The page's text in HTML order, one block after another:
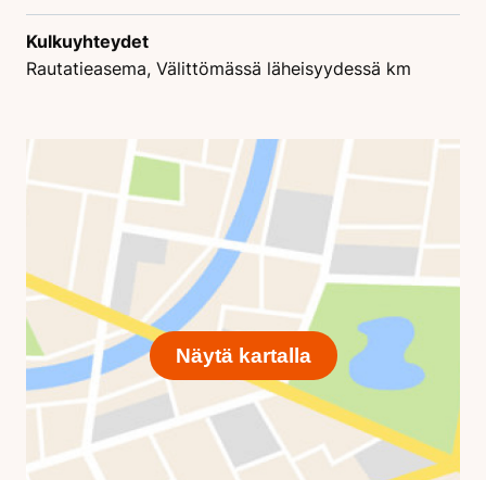
Kulkuyhteydet
Rautatieasema, Välittömässä läheisyydessä km
Näytä kartalla